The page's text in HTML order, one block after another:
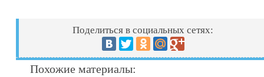
Поделиться в социальных сетях:
Похожие материалы: